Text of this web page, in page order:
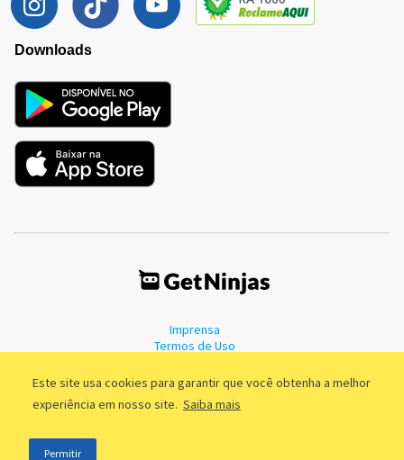
Este site usa cookies para garantir que você obtenha a melhor
experiência em nosso site. Saiba mais
Permitir
Downloads
Imprensa
Termos de Uso
©2011 - 2026, GetNinjas LTDA. CNPJ 55.744.877/0001-89 - Rua Dr.
Fernandes Coelho, 85 - 3º andar - São Paulo/SP - Brasil